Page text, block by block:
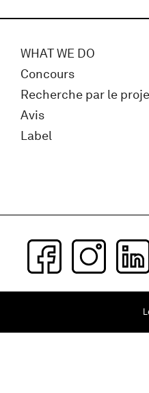
WHAT WE DO
Concours
Recherche par le
Avis
Label
Subscribe to our